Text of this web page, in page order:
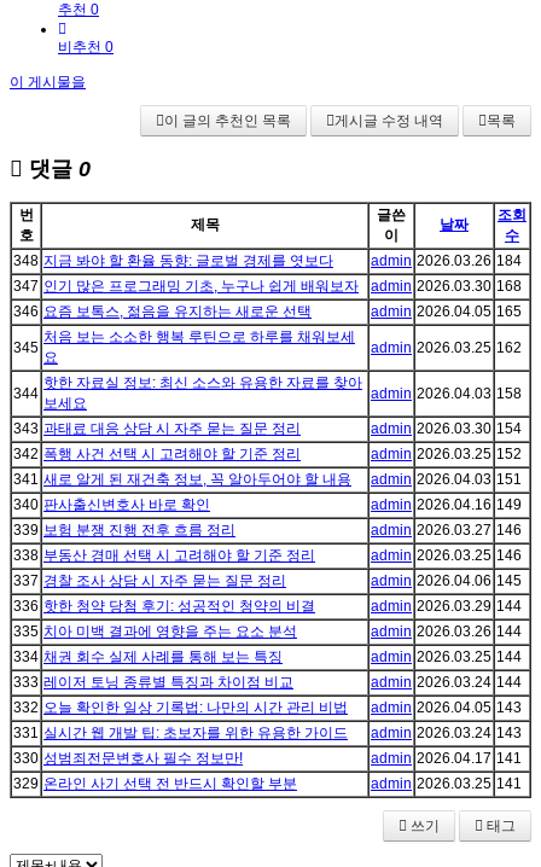
추천 0
비추천 0
이 게시물을
이 글의 추천인 목록 게시글 수정 내역 목록
댓글 0
번
호
제목
글쓴
이
날짜
조회
수
348 지금 봐야 할 환율 동향: 글로벌 경제를 엿보다 admin 2026.03.26 184
347 인기 많은 프로그래밍 기초, 누구나 쉽게 배워보자 admin 2026.03.30 168
346 요즘 보톡스, 젊음을 유지하는 새로운 선택 admin 2026.04.05 165
345
처음 보는 소소한 행복 루틴으로 하루를 채워보세
요
admin 2026.03.25 162
344
핫한 자료실 정보: 최신 소스와 유용한 자료를 찾아
보세요
admin 2026.04.03 158
343 과태료 대응 상담 시 자주 묻는 질문 정리 admin 2026.03.30 154
342 폭행 사건 선택 시 고려해야 할 기준 정리 admin 2026.03.25 152
341 새로 알게 된 재건축 정보, 꼭 알아두어야 할 내용 admin 2026.04.03 151
340 판사출신변호사 바로 확인 admin 2026.04.16 149
339 보험 분쟁 진행 전후 흐름 정리 admin 2026.03.27 146
338 부동산 경매 선택 시 고려해야 할 기준 정리 admin 2026.03.25 146
337 경찰 조사 상담 시 자주 묻는 질문 정리 admin 2026.04.06 145
336 핫한 청약 당첨 후기: 성공적인 청약의 비결 admin 2026.03.29 144
335 치아 미백 결과에 영향을 주는 요소 분석 admin 2026.03.26 144
334 채권 회수 실제 사례를 통해 보는 특징 admin 2026.03.25 144
333 레이저 토닝 종류별 특징과 차이점 비교 admin 2026.03.24 144
332 오늘 확인한 일상 기록법: 나만의 시간 관리 비법 admin 2026.04.05 143
331 실시간 웹 개발 팁: 초보자를 위한 유용한 가이드 admin 2026.03.24 143
330 성범죄전문변호사 필수 정보만! admin 2026.04.17 141
329 온라인 사기 선택 전 반드시 확인할 부분 admin 2026.03.25 141
쓰기 태그